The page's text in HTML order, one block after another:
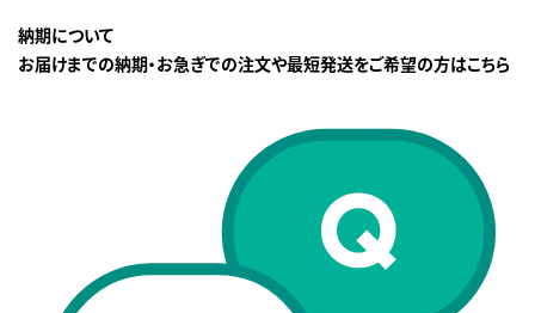
納期について
お届けまでの納期・お急ぎでの注文や最短発送をご希望の方はこちら